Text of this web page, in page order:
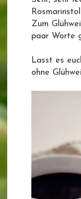
Zum
paar Worte
Lasst es
ohne